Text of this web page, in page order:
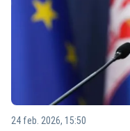
24 feb. 2026, 15:50